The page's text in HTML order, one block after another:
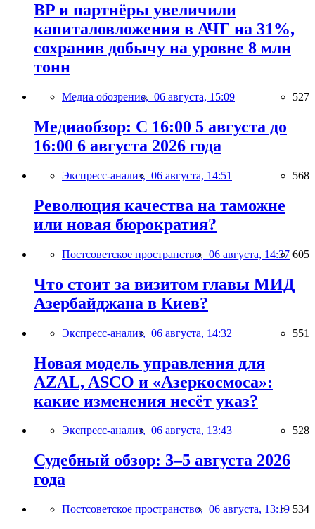
BP и партнёры увеличили
капиталовложения в АЧГ на 31%,
сохранив добычу на уровне 8 млн
тонн
Медиа обозрение, 06 августа, 15:09 527
Медиаобзор: С 16:00 5 августа до
16:00 6 августа 2026 года
Экспресс-анализ, 06 августа, 14:51 568
Революция качества на таможне
или новая бюрократия?
Постсоветское пространство, 06 августа, 14:37 605
Что стоит за визитом главы МИД
Азербайджана в Киев?
Экспресс-анализ, 06 августа, 14:32 551
Новая модель управления для
AZAL, ASCO и «Азеркосмоса»:
какие изменения несёт указ?
Экспресс-анализ, 06 августа, 13:43 528
Судебный обзор: 3–5 августа 2026
года
Постсоветское пространство, 06 августа, 13:19 534